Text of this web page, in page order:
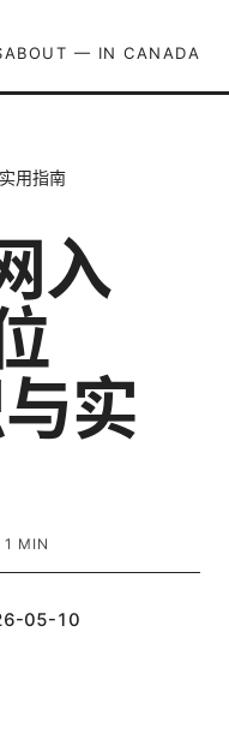
ABOUT — IN CANADA
用指南
入
实
1 MIN
05-10